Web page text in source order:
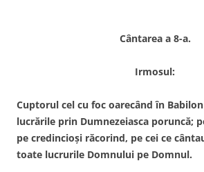
Cântarea a 8-a.
Irmosul:
Cuptorul cel cu foc oarecând în
lucrările prin Dumnezeiasca poruncă;
pe credincioşi răcorind, pe cei ce
toate lucrurile Domnului pe Domnul.